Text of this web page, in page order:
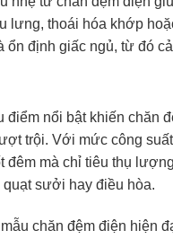
lưng, thoái hóa khớp
ổn định giấc ngủ, từ đó
điểm nổi bật khiến chăn
trội. Với mức công
đêm mà chỉ tiêu thụ
sưởi hay điều hòa.
chăn đệm điện hiện